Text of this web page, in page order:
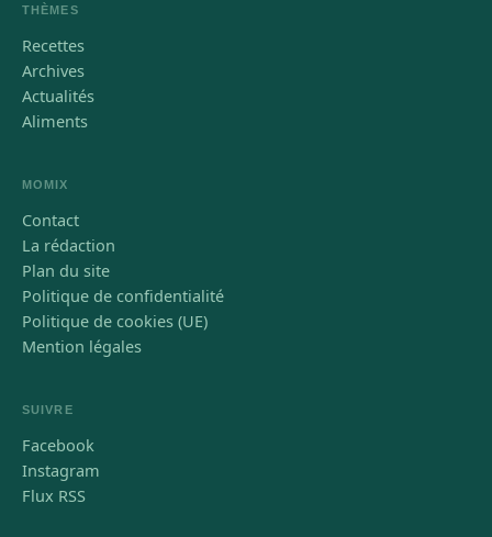
THÈMES
Recettes
Archives
Actualités
Aliments
MOMIX
Contact
La rédaction
Plan du site
Politique de confidentialité
Politique de cookies (UE)
Mention légales
SUIVRE
Facebook
Instagram
Flux RSS